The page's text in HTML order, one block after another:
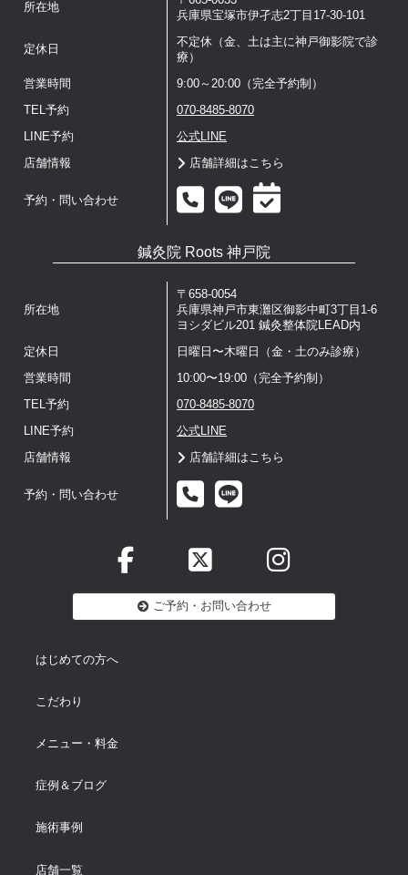
所在地
兵庫県宝塚市伊孑志2丁目17-30-101
定休日
不定休（金、土は主に神戸御影院で診
療）
営業時間 9:00～20:00（完全予約制）
TEL予約 070-8485-8070
LINE予約 公式LINE
店舗情報 店舗詳細はこちら
予約・問い合わせ
鍼灸院 Roots 神戸院
所在地
〒658-0054
兵庫県神戸市東灘区御影中町3丁目1-6
ヨシダビル201 鍼灸整体院LEAD内
定休日 日曜日〜木曜日（金・土のみ診療）
営業時間 10:00〜19:00（完全予約制）
TEL予約 070-8485-8070
LINE予約 公式LINE
店舗情報 店舗詳細はこちら
予約・問い合わせ
ご予約・お問い合わせ
はじめての方へ
こだわり
メニュー・料金
症例＆ブログ
施術事例
店舗一覧